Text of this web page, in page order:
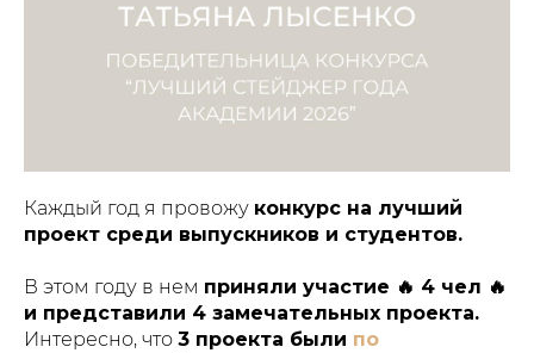
Каждый год я провожу конкурс на лучший
проект среди выпускников и студентов.
В этом году в нем приняли участие 🔥 4 чел 🔥
и представили 4 замечательных проекта.
Интересно, что 3 проекта были по